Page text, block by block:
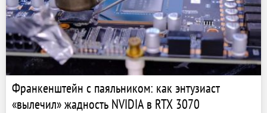
Франкенштейн с паяльником: как энтузиаст
«вылечил» жадность NVIDIA в RTX 3070